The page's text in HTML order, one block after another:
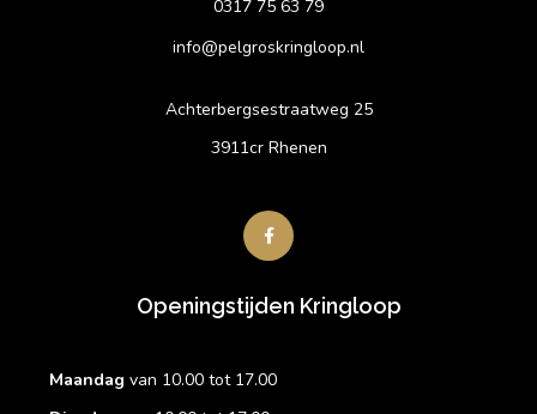
0317 75 63 79
info@pelgroskringloop.nl
Achterbergsestraatweg 25
3911cr Rhenen
Openingstijden Kringloop
Maandag van 10.00 tot 17.00